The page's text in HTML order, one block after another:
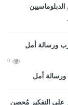
٥٩ من الملحقين الدبلوماسيين
0
أمل